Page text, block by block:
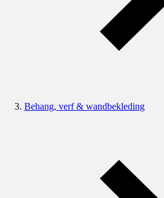
Behang, verf & wandbekleding